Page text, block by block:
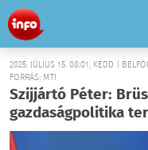
2025. JÚLIUS 15. 08:01, KEDD |
FORRÁS: MTI
Szijjártó Péter:
gazdaságpolitika